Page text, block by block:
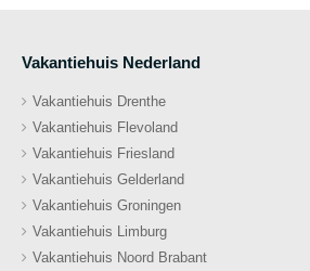
Vakantiehuis Nederland
Vakantiehuis Drenthe
Vakantiehuis Flevoland
Vakantiehuis Friesland
Vakantiehuis Gelderland
Vakantiehuis Groningen
Vakantiehuis Limburg
Vakantiehuis Noord Brabant